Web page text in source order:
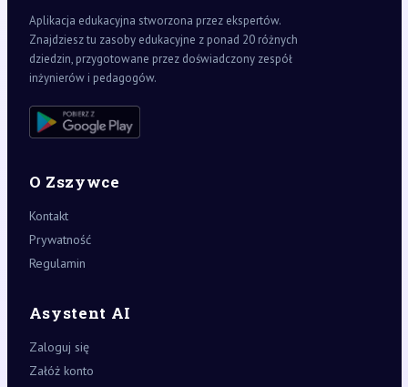
Aplikacja edukacyjna stworzona przez ekspertów.
Znajdziesz tu zasoby edukacyjne z ponad 20 różnych
dziedzin, przygotowane przez doświadczony zespół
inżynierów i pedagogów.
O Zszywce
Kontakt
Prywatność
Regulamin
Asystent AI
Zaloguj się
Załóż konto